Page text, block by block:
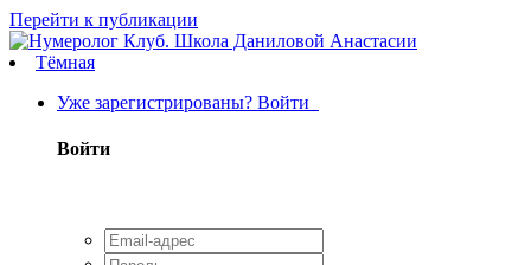
Перейти к публикации
Тёмная
Уже зарегистрированы? Войти
Войти